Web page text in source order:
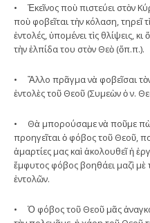
• Ἐκεῖνος ποὺ πιστεύει στὸν
ποὺ φοβεῖται τὴν κόλαση, τηρεῖ
ἐντολές, ὑπομένει τὶς θλίψεις,
τὴν ἐλπίδα του στὸν Θεὸ (ὅπ.π.).
• Ἄλλο πρᾶγμα νὰ φοβεῖσαι τὸν
ἐντολὲς τοῦ Θεοῦ (Συμεὼν ὁ ν.
• Θὰ μπορούσαμε νὰ ποῦμε
προηγεῖται ὁ φόβος τοῦ Θεοῦ,
ἁμαρτίες μας καὶ ἀκολουθεῖ ἡ
ἔμφυτος φόβος βοηθάει μαζὶ μὲ
ἐντολῶν.
• Ὁ φόβος τοῦ Θεοῦ μᾶς